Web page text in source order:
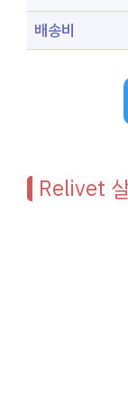
배송비
Relivet